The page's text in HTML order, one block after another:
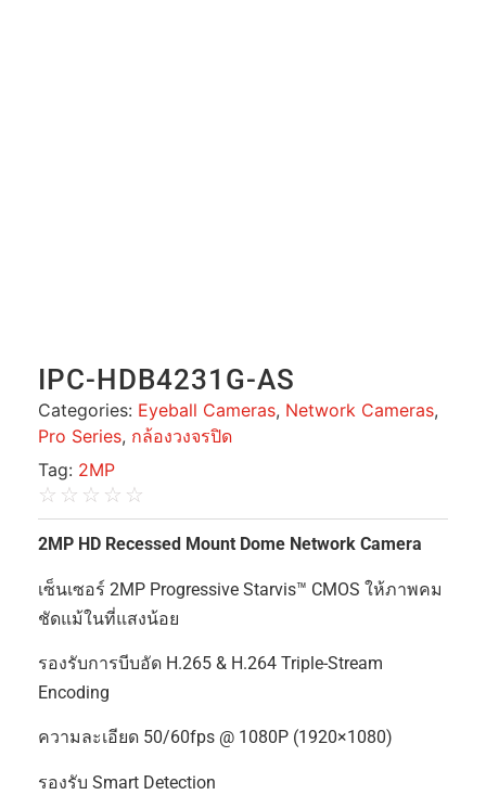
IPC-HDB4231G-AS
Categories: Eyeball Cameras, Network Cameras,
Pro Series, กล้องวงจรปิด
Tag: 2MP
☆ ☆ ☆ ☆ ☆
2MP HD Recessed Mount Dome Network Camera
เซ็นเซอร์ 2MP Progressive Starvis™ CMOS ให้ภาพคม
ชัดแม้ในที่แสงน้อย
รองรับการบีบอัด H.265 & H.264 Triple-Stream
Encoding
ความละเอียด 50/60fps @ 1080P (1920×1080)
รองรับ Smart Detection